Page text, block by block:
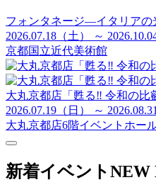
フォンタネージ—イタリアの
2026.07.18（土） ～
京都国立近代美術館
大丸京都店「甦る‼ 令和の比
2026.07.19（日） ～
大丸京都店6階イベントホー
新着イベントNEW